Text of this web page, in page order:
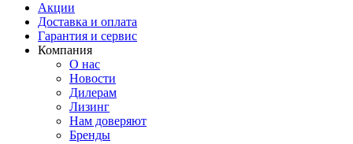
Акции
Доставка и оплата
Гарантия и сервис
Компания
О нас
Новости
Дилерам
Лизинг
Нам доверяют
Бренды